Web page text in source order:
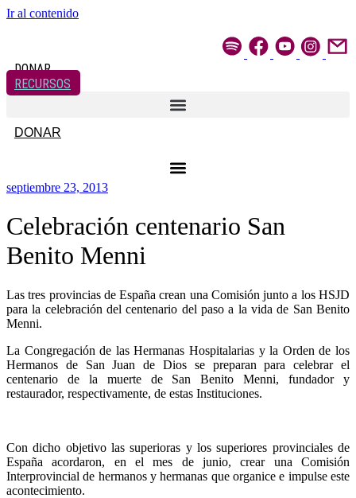
Ir al contenido
DONAR
RECURSOS
DONAR
septiembre 23, 2013
Celebración centenario San
Benito Menni
Las tres provincias de España crean una Comisión junto a los HSJD
para la celebración del centenario del paso a la vida de San Benito
Menni.
La Congregación de las Hermanas Hospitalarias y la Orden de los
Hermanos de San Juan de Dios se preparan para celebrar el
centenario de la muerte de San Benito Menni, fundador y
restaurador, respectivamente, de estas Instituciones.
Con dicho objetivo las superioras y los superiores provinciales de
España acordaron, en el mes de junio, crear una Comisión
Interprovincial de hermanos y hermanas que organice e impulse este
acontecimiento.